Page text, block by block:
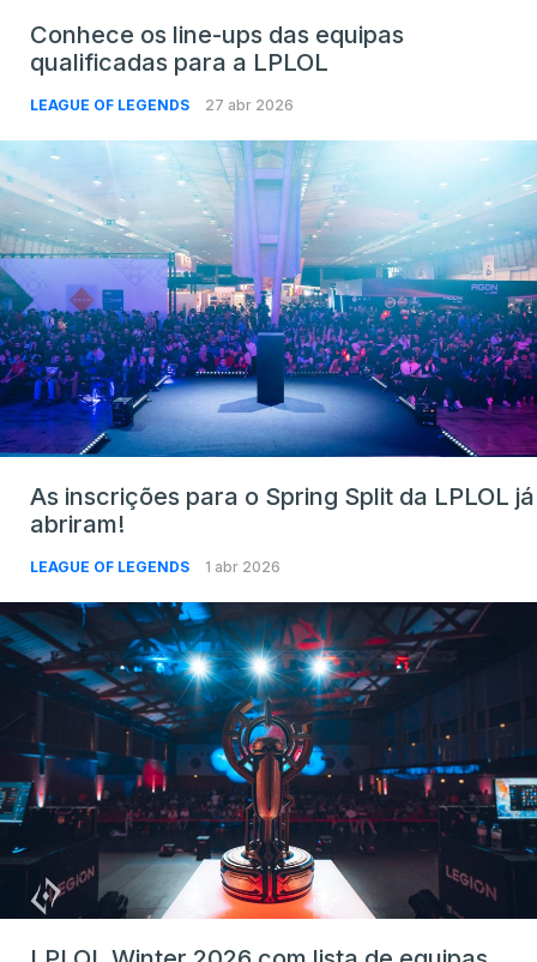
Conhece os line-ups das equipas
qualificadas para a LPLOL
LEAGUE OF LEGENDS 27 abr 2026
As inscrições para o Spring Split da LPLOL já
abriram!
LEAGUE OF LEGENDS 1 abr 2026